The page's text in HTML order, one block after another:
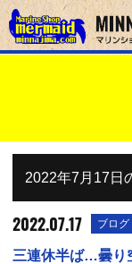
2022年7月17日
2022.07.17 ブログ
三連休半ば…曇